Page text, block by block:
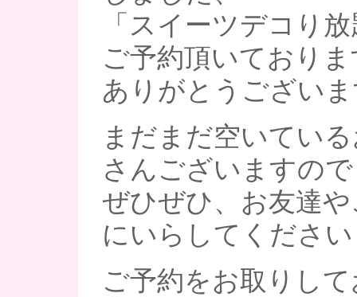
「スイーツデコり
ご予約頂いており
ありがとうござい
まだまだ空いてい
さんございますので
ぜひぜひ、お友達
にいらしてくださ
ご予約をお取りし